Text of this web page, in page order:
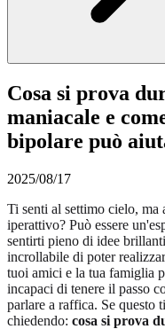
Cosa si prova
maniacale e
bipolare può
2025/08/17
Ti senti al settimo cielo, ma
iperattivo? Può essere
sentirti pieno di idee
incrollabile di poter
tuoi amici e la tua famiglia
incapaci di tenere il passo
parlare a raffica. Se questo
chiedendo: cosa si prova